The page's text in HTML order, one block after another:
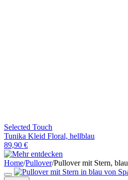
Selected Touch
Tunika Kleid Floral, hellblau
89,90 €
Home/Pullover/Pullover mit Stern, blau